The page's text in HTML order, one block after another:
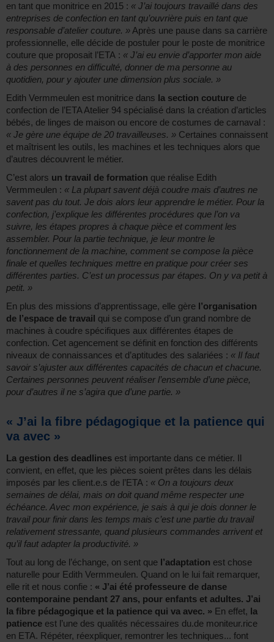
en tant que monitrice en 2015 : « J’ai toujours travaillé dans des
entreprises de confection en tant qu’ouvrière puis en tant que
responsable d’atelier couture. » Après une pause dans sa carrière
professionnelle, elle décide de postuler pour le poste de monitrice
couture que proposait l’ETA : « J’ai eu envie d’apporter mon aide
à des personnes en difficulté, donner de ma personne au
quotidien, pour y ajouter une dimension plus sociale. »
Edith Vermmeulen est monitrice dans la section couture de
confection de l’ETA Atelier 94 spécialisé dans la création d’articles
bébés, de linges de maison ou encore de costumes de carnaval :
« Je gère une équipe de 20 travailleuses. » Certaines connaissent
et maîtrisent les outils, les machines et les techniques alors que
d’autres découvrent le métier.
C’est alors un travail de formation que réalise Edith
Vermmeulen : « La plupart savent déjà coudre mais d’autres ne
savent pas du tout. Je dois alors leur apprendre le métier. Pour la
confection, j’explique les différentes procédures que l’on va
suivre, les étapes propres à chaque pièce et comment les
assembler. Pour la partie technique, je leur montre le
fonctionnement de la machine, comment se compose la pièce
finale et quelles techniques mettre en pratique pour créer ses
différentes parties. C’est un processus par étapes. On y va petit à
petit. »
En plus des missions d’apprentissage, elle gère l’organisation
de l’espace de travail qui se compose d’un grand nombre de
machines à coudre spécifiques aux différentes étapes de
confection. Cet agencement se définit en fonction des différents
niveaux de connaissances et d’aptitudes des salariées : « Il faut
savoir s’ajuster aux différentes capacités de chacun et chacune.
Certaines personnes peuvent réaliser l’ensemble d’une pièce,
pour d’autres il ne s’agira que d’une partie. »
« J’ai la fibre pédagogique et la patience qui
va avec »
La gestion des deadlines est importante dans ce métier. Il
convient, en effet, que les pièces soient prêtes dans les délais
imposés par les client.e.s de l’ETA : « On a toujours deux
semaines de délai, mais on doit quand même respecter une
échéance. Avec mon expérience, je sais à qui je dois donner le
travail pour finir dans les temps mais c’est une partie du travail
relativement stressante, quand plusieurs commandes arrivent et
qu’il faut adapter la productivité. »
Tout au long de l’échange, on sent que l’adaptation est chose
naturelle pour Edith Vermmeulen. Quand on le lui fait remarquer,
elle rit et nous confie : « J’ai été professeure de danse
contemporaine pendant 27 ans, pour enfants et adultes. J’ai
la fibre pédagogique et la patience qui va avec. » En effet, la
patience est l’une des qualités nécessaires du.de moniteur.rice
en ETA. Répéter, réexpliquer, remontrer les techniques... font